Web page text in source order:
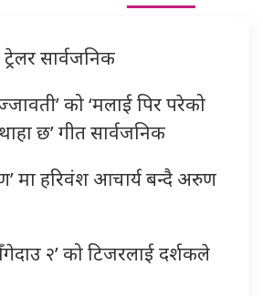
ट्रेलर सार्वजनिक
को ‘मलाई पिर परेको
छ’ गीत सार्वजनिक
मा हरिवंश आचार्य बन्दै अरुण
२’ को टिजरलाई दर्शकले